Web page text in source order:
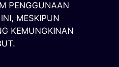
PENGGUNAAN
MESKIPUN
KEMUNGKINAN